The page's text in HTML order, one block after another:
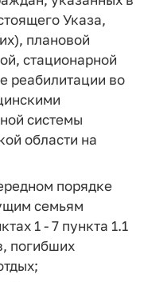
Указа,
плановой
стационарной
реабилитации во
системы
области на
порядке
семьям
1 - 7 пункта 1.1
погибших